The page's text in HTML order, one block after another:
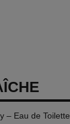
– Eau de Toilette